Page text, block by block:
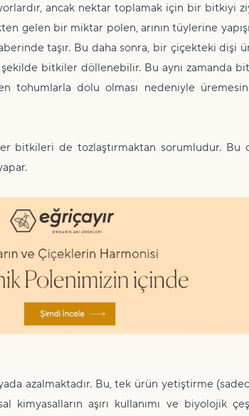
ancak nektar toplamak için bir bitkiyi
gelen bir miktar polen, arının tüylerine
taşır. Bu daha sonra, bir çiçekteki dişi
bitkiler döllenebilir. Bu aynı zamanda
tohumlarla dolu olması nedeniyle
bitkileri de tozlaştırmaktan sorumludur. Bu
azalmaktadır. Bu, tek ürün yetiştirme
aşırı kullanımı ve biyolojik